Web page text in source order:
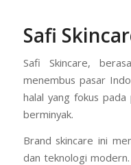
Safi
Safi Skincare,
menembus pasar
halal yang fokus
berminyak.
Brand skincare ini
dan teknologi